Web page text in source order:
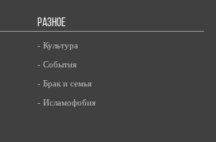
РАЗНОЕ
- Культура
- События
- Брак и семья
- Исламофобия